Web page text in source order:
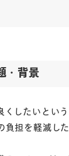
・背景
くしたいとい
負担を軽減し